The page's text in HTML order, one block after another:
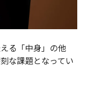
る「中身」の他
な課題となってい